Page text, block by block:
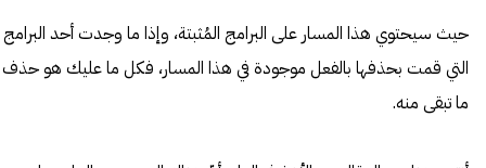
حيث سيحتوي هذا المسار على البرامج المُثبتة، وإذا ما وجدت أحد البرامج
التي قمت بحذفها بالفعل موجودة في هذا المسار، فكل ما عليك هو حذف
ما تبقى منه.